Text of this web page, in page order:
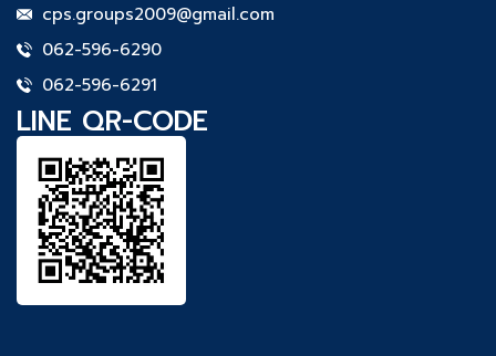
cps.groups2009@gmail.com
062-596-6290
062-596-6291
LINE QR-CODE